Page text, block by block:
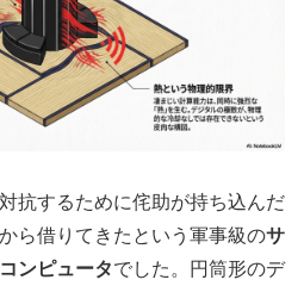
抗するために侘助が持ち込んだ
ら借りてきたという軍事級のサ
ンピュータでした。円筒形のデ